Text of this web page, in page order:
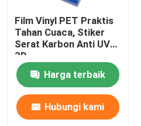
Film Vinyl PET Praktis
Tahan Cuaca, Stiker
Serat Karbon Anti UV
3D
Harga terbaik
Hubungi kami